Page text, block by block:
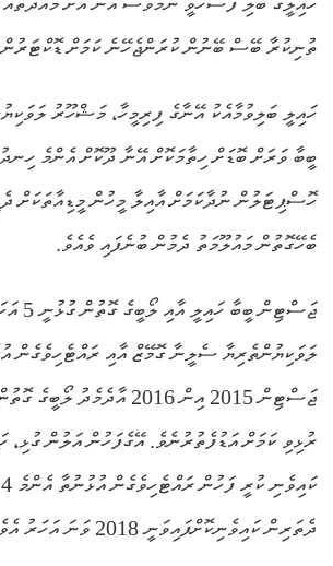
ތުނިކުރާ ބޭސް ބޭނުން ކުރަންޖެހޭނެ ކަމަށް
ހައިލީ ބަލިވުމާއެކު އޭނާގެ ފިރިމީހާ، މަޝްހޫރު
ބީބާ ވަރަށް ބޮޑަށް ހިތާމަކޮށް އޭނާ ދޫކޮށް އެންމެ
ހޮސްޕިޓަލުން ނުދާކަމަށް އާއިލާ މީހުން މީޑިއާތަކަށް
ބެހޭގޮތުން މައުލޫމަތު ދެމުން ބުނެފައި ވެއެވެ.
ޖަސްޓިން
ލަވަކިޔުންތެރިޔާ ސެލީނާ ގޮމޭޒް އާއި ރައްޓެހިވެގެން
ޖަސްޓިން 2015 އިން 2016
ރުޅިވި ކަމަށް އަޑުފެތުރުނެވެ. އޭގެފަހުން އަލުން
ދެތަރިން ކައިވެނިކޮށްފައިވަނީ 2018 ވަނަ އަހަރު އެވެ.